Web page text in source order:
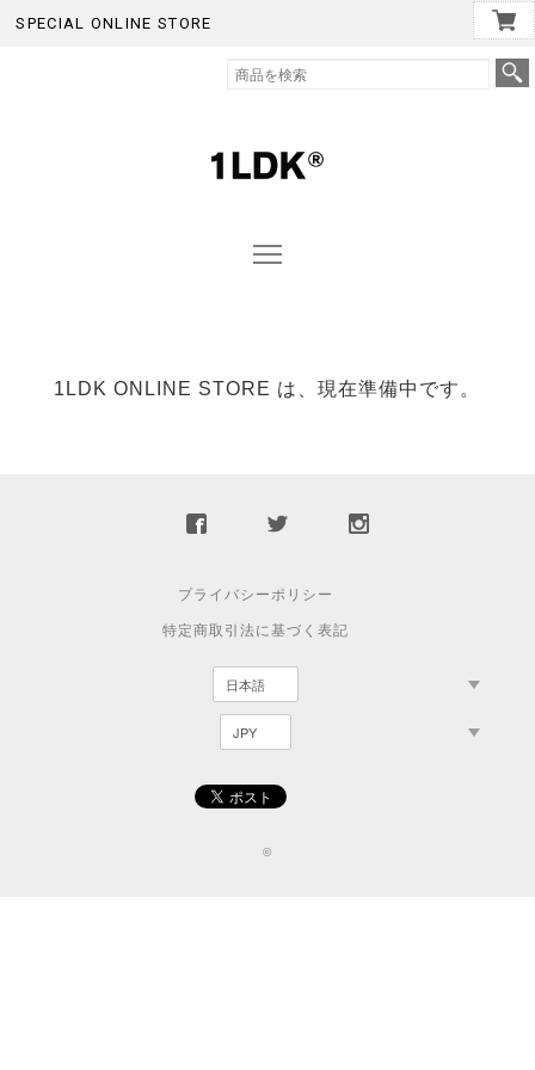
SPECIAL ONLINE STORE
1LDK ONLINE STORE は、現在準備中です。
プライバシーポリシー
特定商取引法に基づく表記
©